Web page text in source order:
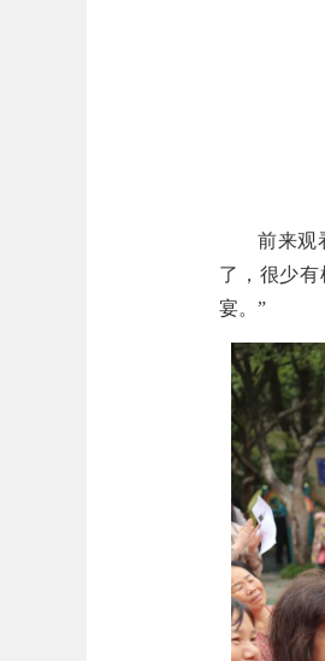
前来观
了，很少
宴。”